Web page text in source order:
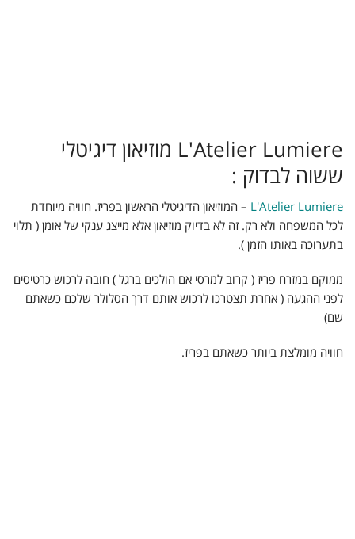
L'Atelier Lumiere מוזיאון דיגיטלי
ששוה לבדוק :
L'Atelier Lumiere – המוזיאון הדיגיטלי הראשון בפריז. חוויה מיוחדת
לכל המשפחה ולא רק. זה לא בדיוק מוזיאון אלא מייצג ענקי של אומן ( תלוי
בתערוכה באותו הזמן ).
ממוקם במזרח פריז ( קרוב למרסי אם הולכים ברגל ) חובה לרכוש כרטיסים
לפני ההגעה ( אחרת תצטרכו לרכוש אותם דרך הסלולר שלכם כשאתם
שם)
חוויה מומלצת ביותר כשאתם בפריז.